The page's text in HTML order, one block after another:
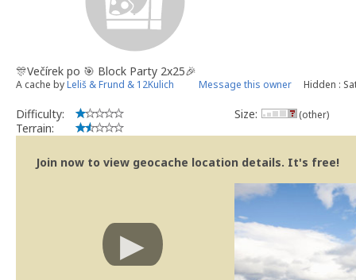
🎊Večírek po 🎯 Block Party 2x25🎉
A cache byLeliš & Frund & 12Kulich Message this owner Hidden :
Difficulty:
Terrain:
Size: (other)
Join now to view geocache location details. It's free!